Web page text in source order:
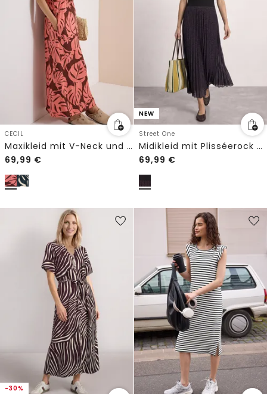
CECIL
Maxikleid mit V-Neck und Print
69,99 €
NEW
Street One
Midikleid mit Plisséerock und Print
69,99 €
-30%